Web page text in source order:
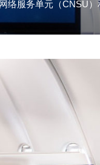
络服务单元（CNSU